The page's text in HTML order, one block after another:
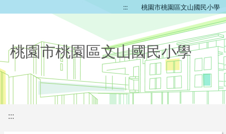
::: 桃園市桃園區文山國民小學
桃園市桃園區文山國民小學
:::